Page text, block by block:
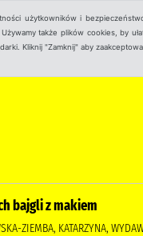
użytkowników i
także plików cookies, by
Kliknij "Zamknij" aby
bajgli z makiem
ZIEMBA, KATARZYNA,